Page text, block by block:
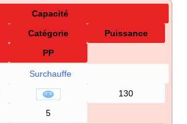
Capacité
Catégorie
Puissance
PP
Surchauffe
130
5